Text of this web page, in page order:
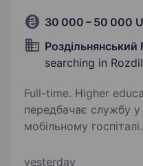
30 000 – 50 000
searching in
Full-time. Higher education. ОГЛЯД
передбачає службу у
мобільному госпіталі.
підвищення
yesterday